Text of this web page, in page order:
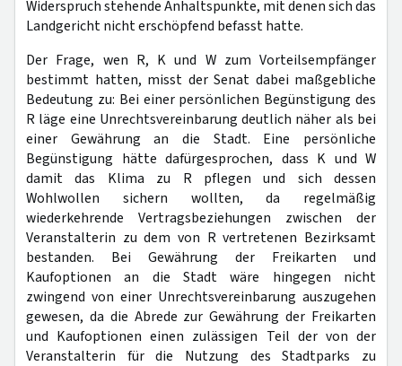
Widerspruch stehende Anhaltspunkte, mit denen sich das
Landgericht nicht erschöpfend befasst hatte.
Der Frage, wen R, K und W zum Vorteilsempfänger
bestimmt hatten, misst der Senat dabei maßgebliche
Bedeutung zu: Bei einer persönlichen Begünstigung des
R läge eine Unrechtsvereinbarung deutlich näher als bei
einer Gewährung an die Stadt. Eine persönliche
Begünstigung hätte dafürgesprochen, dass K und W
damit das Klima zu R pflegen und sich dessen
Wohlwollen sichern wollten, da regelmäßig
wiederkehrende Vertragsbeziehungen zwischen der
Veranstalterin zu dem von R vertretenen Bezirksamt
bestanden. Bei Gewährung der Freikarten und
Kaufoptionen an die Stadt wäre hingegen nicht
zwingend von einer Unrechtsvereinbarung auszugehen
gewesen, da die Abrede zur Gewährung der Freikarten
und Kaufoptionen einen zulässigen Teil der von der
Veranstalterin für die Nutzung des Stadtparks zu